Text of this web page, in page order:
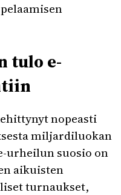
tulo e-
nopeasti
miljardiluokan
urheilun suosio on
aikuisten
turnaukset,